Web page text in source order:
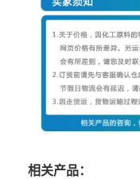
相关产品：